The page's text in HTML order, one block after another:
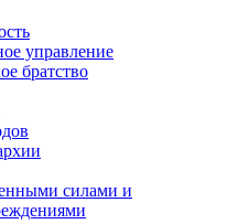
управление
братство
силами и